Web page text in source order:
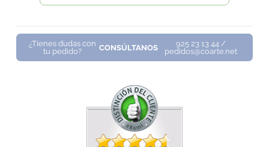
¿Tienes dudas con
tu pedido?
CONSÚLTANOS
925 23 13 44 /
pedidos@coarte.net